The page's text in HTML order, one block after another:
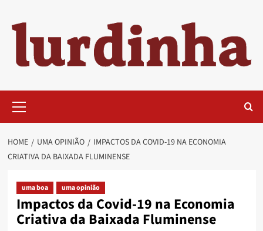
content
Menu
HOME UMA OPINIÃO
IMPACTOS DA COVID-19 NA ECONOMIA
CRIATIVA DA BAIXADA FLUMINENSE
uma boa uma opinião
Impactos da Covid-19 na Economia
Criativa da Baixada Fluminense